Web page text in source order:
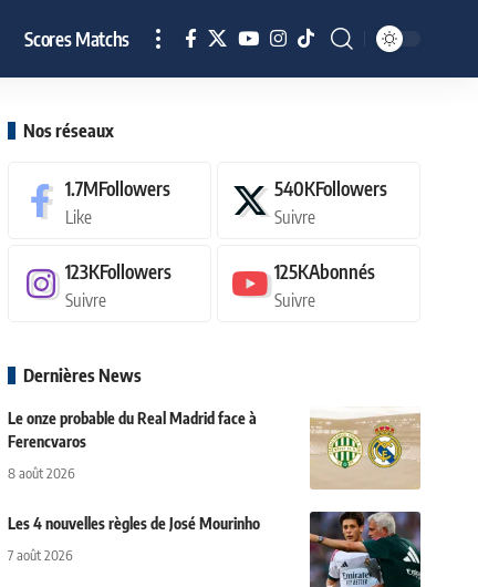
Scores Matchs
Nos réseaux
1.7MFollowers
Like
540KFollowers
Suivre
123KFollowers
Suivre
125KAbonnés
Suivre
Dernières News
Le onze probable du Real Madrid face à
Ferencvaros
8 août 2026
Les 4 nouvelles règles de José Mourinho
7 août 2026